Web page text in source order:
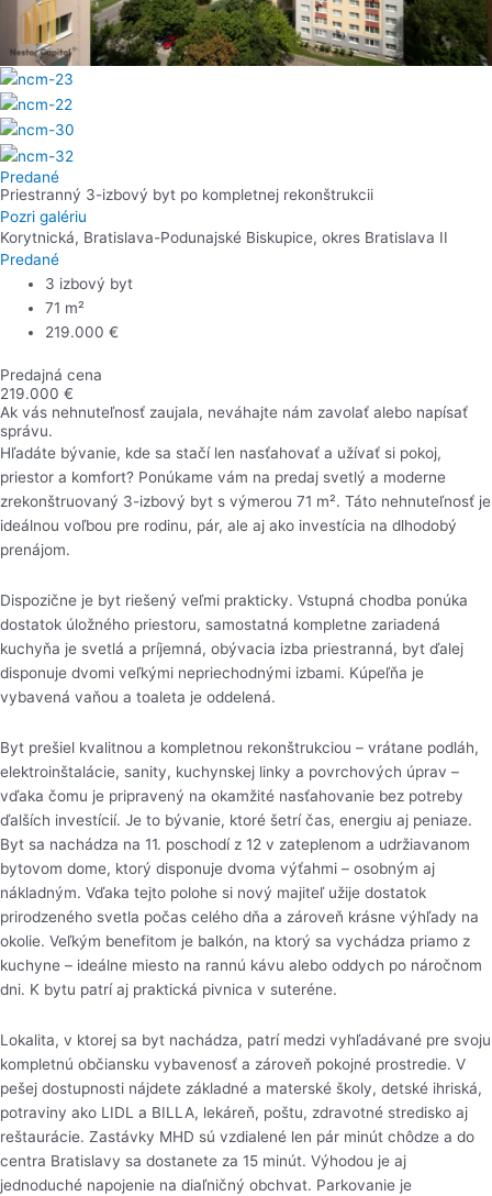
Predané
Priestranný 3-izbový byt po kompletnej rekonštrukcii
Pozri galériu
Korytnická, Bratislava-Podunajské Biskupice, okres Bratislava II
Predané
3 izbový byt
71 m²
219.000 €
Predajná cena
219.000 €
Ak vás nehnuteľnosť zaujala, neváhajte nám zavolať alebo napísať
správu.
Hľadáte bývanie, kde sa stačí len nasťahovať a užívať si pokoj,
priestor a komfort? Ponúkame vám na predaj svetlý a moderne
zrekonštruovaný 3-izbový byt s výmerou 71 m². Táto nehnuteľnosť je
ideálnou voľbou pre rodinu, pár, ale aj ako investícia na dlhodobý
prenájom.
Dispozične je byt riešený veľmi prakticky. Vstupná chodba ponúka
dostatok úložného priestoru, samostatná kompletne zariadená
kuchyňa je svetlá a príjemná, obývacia izba priestranná, byt ďalej
disponuje dvomi veľkými nepriechodnými izbami. Kúpeľňa je
vybavená vaňou a toaleta je oddelená.
Byt prešiel kvalitnou a kompletnou rekonštrukciou – vrátane podláh,
elektroinštalácie, sanity, kuchynskej linky a povrchových úprav –
vďaka čomu je pripravený na okamžité nasťahovanie bez potreby
ďalších investícií. Je to bývanie, ktoré šetrí čas, energiu aj peniaze.
Byt sa nachádza na 11. poschodí z 12 v zateplenom a udržiavanom
bytovom dome, ktorý disponuje dvoma výťahmi – osobným aj
nákladným. Vďaka tejto polohe si nový majiteľ užije dostatok
prirodzeného svetla počas celého dňa a zároveň krásne výhľady na
okolie. Veľkým benefitom je balkón, na ktorý sa vychádza priamo z
kuchyne – ideálne miesto na rannú kávu alebo oddych po náročnom
dni. K bytu patrí aj praktická pivnica v suteréne.
Lokalita, v ktorej sa byt nachádza, patrí medzi vyhľadávané pre svoju
kompletnú občiansku vybavenosť a zároveň pokojné prostredie. V
pešej dostupnosti nájdete základné a materské školy, detské ihriská,
potraviny ako LIDL a BILLA, lekáreň, poštu, zdravotné stredisko aj
reštaurácie. Zastávky MHD sú vzdialené len pár minút chôdze a do
centra Bratislavy sa dostanete za 15 minút. Výhodou je aj
jednoduché napojenie na diaľničný obchvat. Parkovanie je